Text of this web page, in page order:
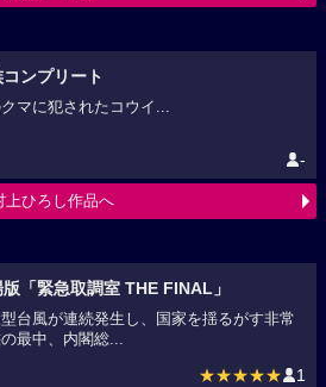
ンプリート
マに犯されたコウイ...
-
上ひろし作品へ
「緊急取調室 THE FINAL」
台風が連続発生し、国家を揺るがす非常
最中、内閣総...
★★★★★ 1